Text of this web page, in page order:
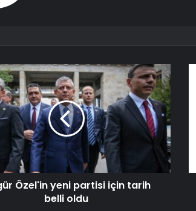
Özel'in yeni partisi için tarih
belli oldu